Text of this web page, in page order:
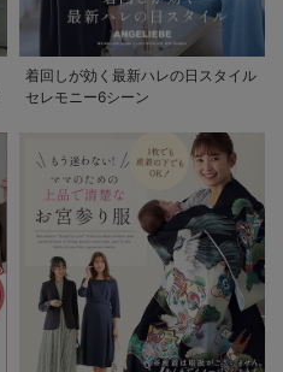
着回しが効く最新ハレの日スタイル
セレモニー6シーン